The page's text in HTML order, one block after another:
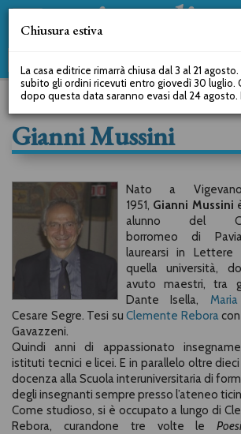
Gianni Mussini
Nato a
1951, Gianni Mussini
alunno del
borromeo di
laurearsi in Lettere
quella università,
avuto maestri, tra
Dante Isella,
Cesare Segre. Tesi suClemente Reboracon
Gavazzeni.
Quindi anni di appassionato
istituti tecnici e licei. E in parallelo oltre
docenza alla Scuola interuniversitaria di
degli insegnanti sempre presso l’ateneo
Come studioso, si è occupato a lungo di
Rebora, curandone tre volte le
Chiusura estiva
La casa editrice rimarrà chiusa dal 3 al 21
subito gli ordini ricevuti entro giovedì 30 luglio.
dopo questa data saranno evasi dal 24 agosto.